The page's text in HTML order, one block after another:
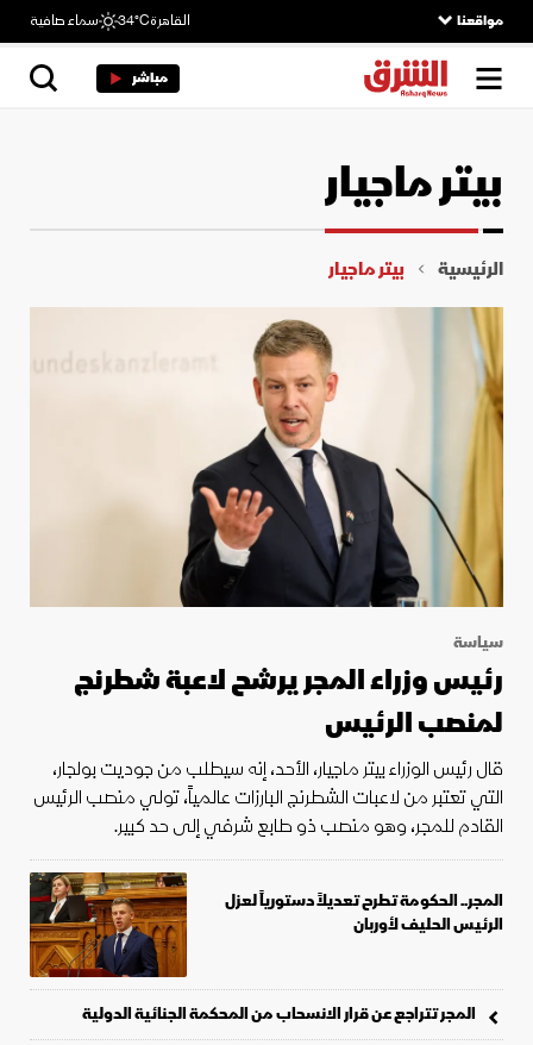
مواقعنا القاهرة34°C سماء صافية
مباشر
بيتر ماجيار
الرئيسية بيتر ماجيار
سياسة
رئيس وزراء المجر يرشح لاعبة شطرنج
لمنصب الرئيس
قال رئيس الوزراء بيتر ماجيار، الأحد، إنه سيطلب من جوديت بولجار،
‌التي تعتبر من لاعبات الشطرنج البارزات عالمياً، تولي منصب الرئيس
القادم للمجر، وهو منصب ذو طابع شرفي إلى حد كبير.
المجر.. الحكومة تطرح تعديلاً دستورياً لعزل
الرئيس الحليف لأوربان
المجر تتراجع عن قرار الانسحاب من المحكمة الجنائية الدولية